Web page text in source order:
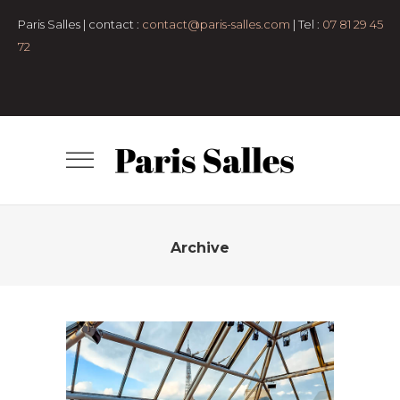
Paris Salles | contact : contact@paris-salles.com | Tel : 07 81 29 45
72
Archive
mitzvah
congrés et
d'honneur
Petit format
Pop-up
Store
Remise de diplôme Rooftop
TERRASSE ANATOLE
- 50 pers 50 à 100 pers 7e
arrondissement Anniversaire Bar-